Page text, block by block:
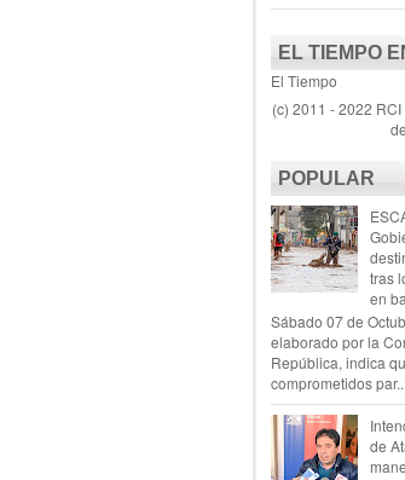
EL TIEMPO
El Tiempo
(c) 2011 - 2022
de
POPULAR
tras
en
Sábado 07 de
elaborado por la
República, indica
comprometidos par...
de